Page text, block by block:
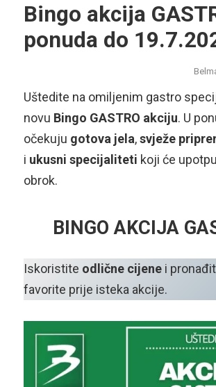
Bingo akcija
ponuda do
Uštedite na omiljenim gastro
novu Bingo GASTRO akciju. U
očekuju gotova jela,svježe
i ukusni specijaliteti koji će
obrok.
BINGO AKCIJA
Iskoristite odlične cijenei
favorite prije isteka akcije.